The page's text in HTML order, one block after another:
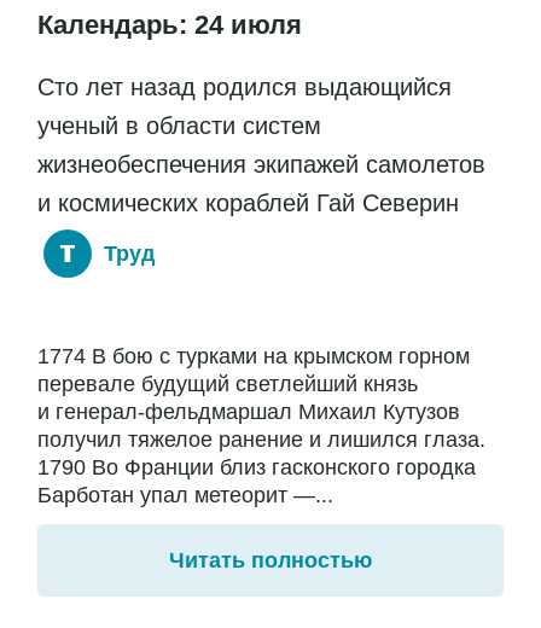
Календарь: 24 июля
Сто лет назад родился выдающийся
ученый в области систем
жизнеобеспечения экипажей самолетов
и космических кораблей Гай Северин
Труд
1774 В бою с турками на крымском горном
перевале будущий светлейший князь
и генерал-фельдмаршал Михаил Кутузов
получил тяжелое ранение и лишился глаза.
1790 Во Франции близ гасконского городка
Барботан упал метеорит —...
Читать полностью